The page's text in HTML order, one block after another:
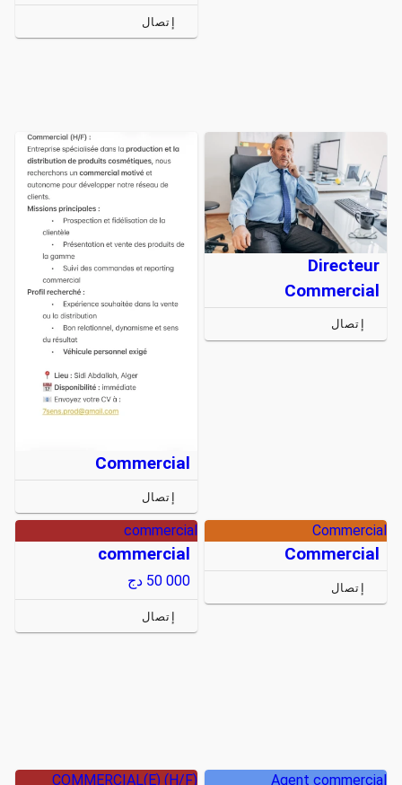
إتصال
Directeur
Commercial
إتصال
Commercial
إتصال
Commercial
Commercial
إتصال
commercial
commercial
50 000 دج
إتصال
Agent commercial
COMMERCIAL(E) (H/F)